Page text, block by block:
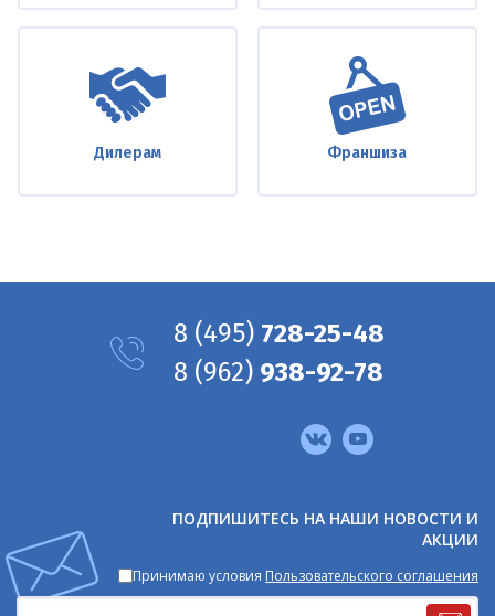
Дилерам Франшиза
ПОДПИШИТЕСЬ НА НАШИ НОВОСТИ И
АКЦИИ
Принимаю условия Пользовательского соглашения
8 (495) 728-25-48
8 (962) 938-92-78